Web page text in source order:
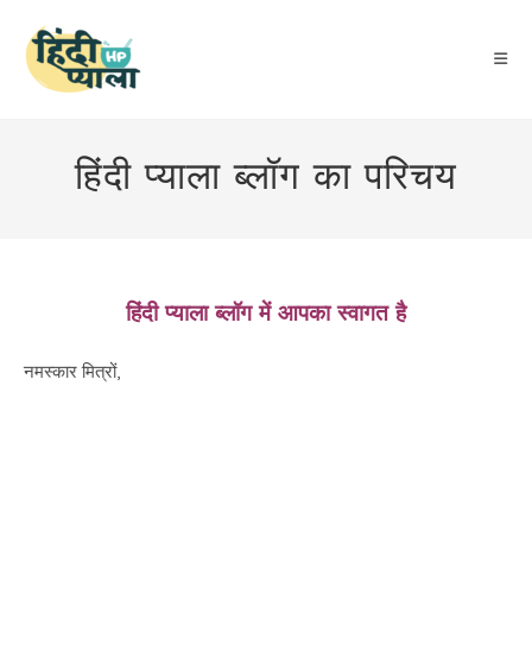
content
हिंदी प्याला ब्लॉग का परिचय
हिंदी प्याला ब्लॉगमें आपका स्वागत है
नमस्कार मित्रों,